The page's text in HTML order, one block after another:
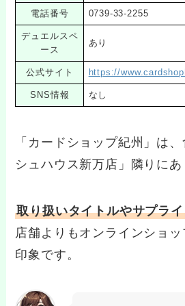
電話番号 0739-33-2255
デュエルスペ
ース
あり
公式サイト https://
SNS情報 なし
「カードショップ紀州」は
シュハウス新万店」隣りにあ
取り扱いタイトルやサプラ
店舗よりもオンラインショ
印象です。